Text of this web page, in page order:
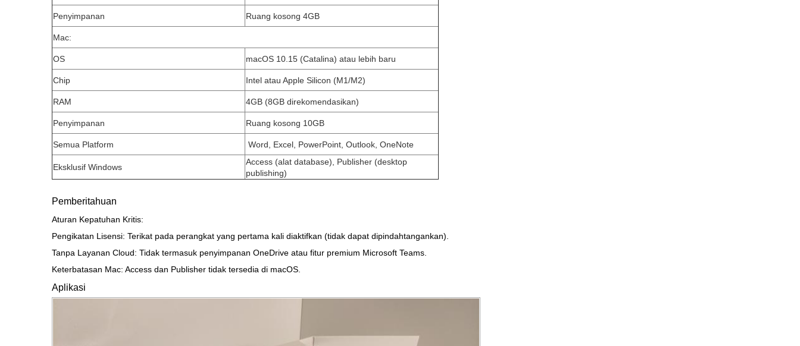
Penyimpanan Ruang kosong 4GB
Mac:
OS macOS 10.15 (Catalina) atau lebih baru
Chip Intel atau Apple Silicon (M1/M2)
RAM 4GB (8GB direkomendasikan)
Penyimpanan Ruang kosong 10GB
Semua Platform Word, Excel, PowerPoint, Outlook, OneNote
Eksklusif Windows
Access (alat database), Publisher (desktop
publishing)
Pemberitahuan
Aturan Kepatuhan Kritis:
Pengikatan Lisensi: Terikat pada perangkat yang pertama kali diaktifkan (tidak dapat dipindahtangankan).
Tanpa Layanan Cloud: Tidak termasuk penyimpanan OneDrive atau fitur premium Microsoft Teams.
Keterbatasan Mac: Access dan Publisher tidak tersedia di macOS.
Aplikasi